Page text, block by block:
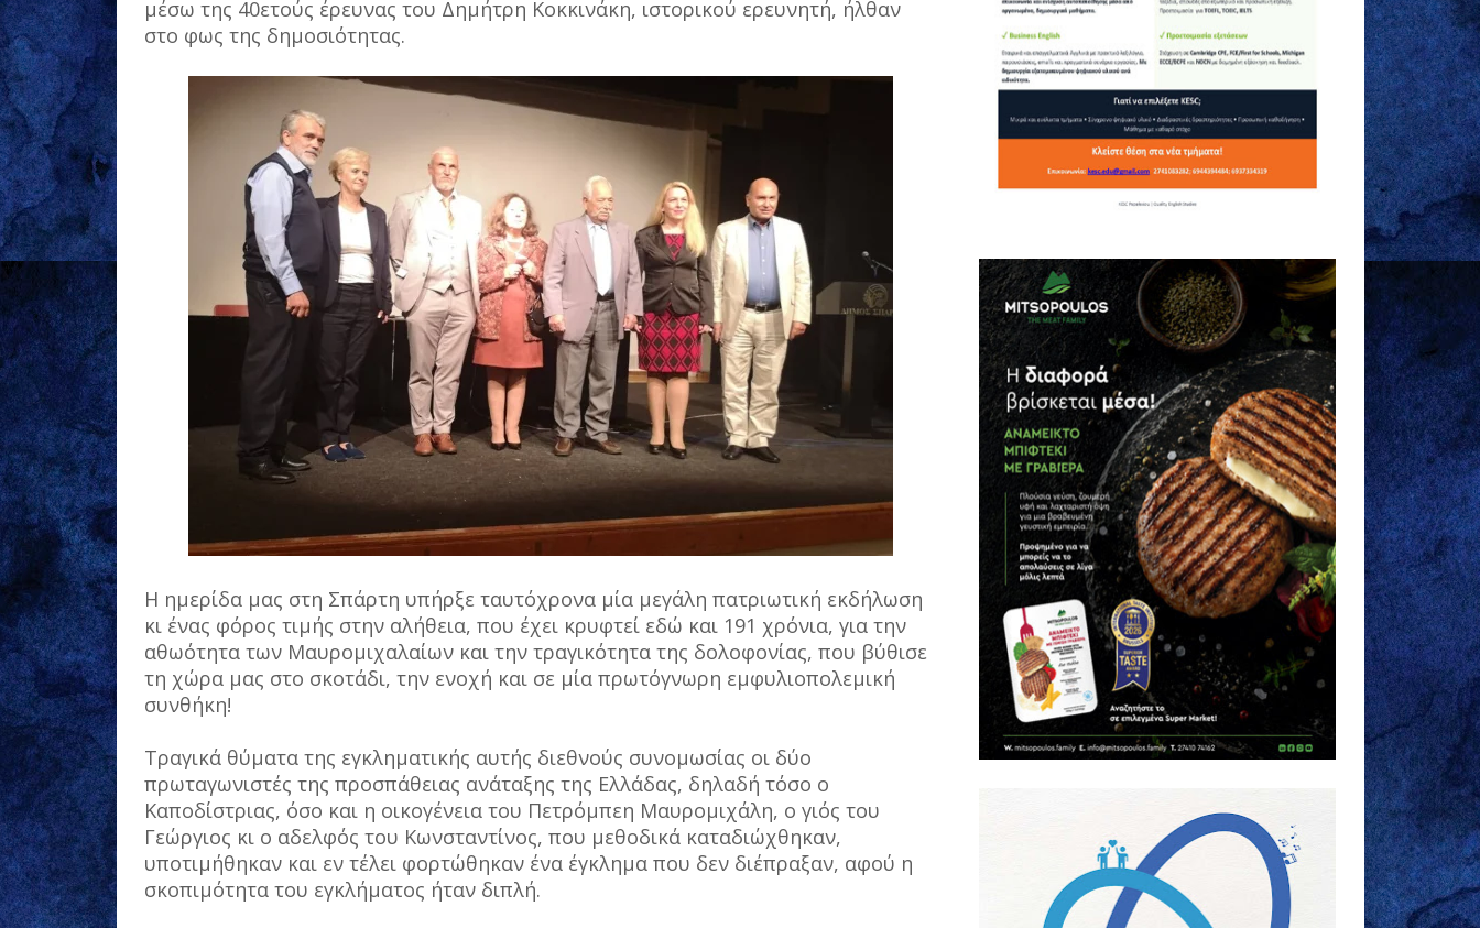
μέσω της 40ετούς έρευνας του Δημήτρη Κοκκινάκη, ιστορικού ερευνητή, ήλθαν
στο φως της δημοσιότητας.
Η ημερίδα μας στη Σπάρτη υπήρξε ταυτόχρονα μία μεγάλη πατριωτική εκδήλωση
κι ένας φόρος τιμής στην αλήθεια, που έχει κρυφτεί εδώ και 191 χρόνια, για την
αθωότητα των Μαυρομιχαλαίων και την τραγικότητα της δολοφονίας, που βύθισε
τη χώρα μας στο σκοτάδι, την ενοχή και σε μία πρωτόγνωρη εμφυλιοπολεμική
συνθήκη!
Τραγικά θύματα της εγκληματικής αυτής διεθνούς συνομωσίας οι δύο
πρωταγωνιστές της προσπάθειας ανάταξης της Ελλάδας, δηλαδή τόσο ο
Καποδίστριας, όσο και η οικογένεια του Πετρόμπεη Μαυρομιχάλη, ο γιός του
Γεώργιος κι ο αδελφός του Κωνσταντίνος, που μεθοδικά καταδιώχθηκαν,
υποτιμήθηκαν και εν τέλει φορτώθηκαν ένα έγκλημα που δεν διέπραξαν, αφού η
σκοπιμότητα του εγκλήματος ήταν διπλή.